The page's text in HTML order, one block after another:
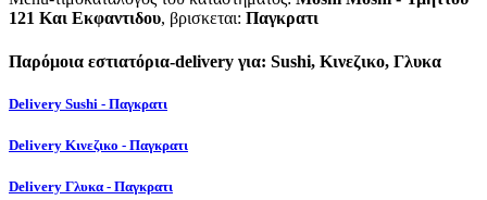
121 Και Εκφαντιδου, βρισκεται: Παγκρατι
Παρόμοια εστιατόρια-delivery για: Sushi, Κινεζικο, Γλυκα
Delivery Sushi - Παγκρατι
Delivery Κινεζικο - Παγκρατι
Delivery Γλυκα - Παγκρατι